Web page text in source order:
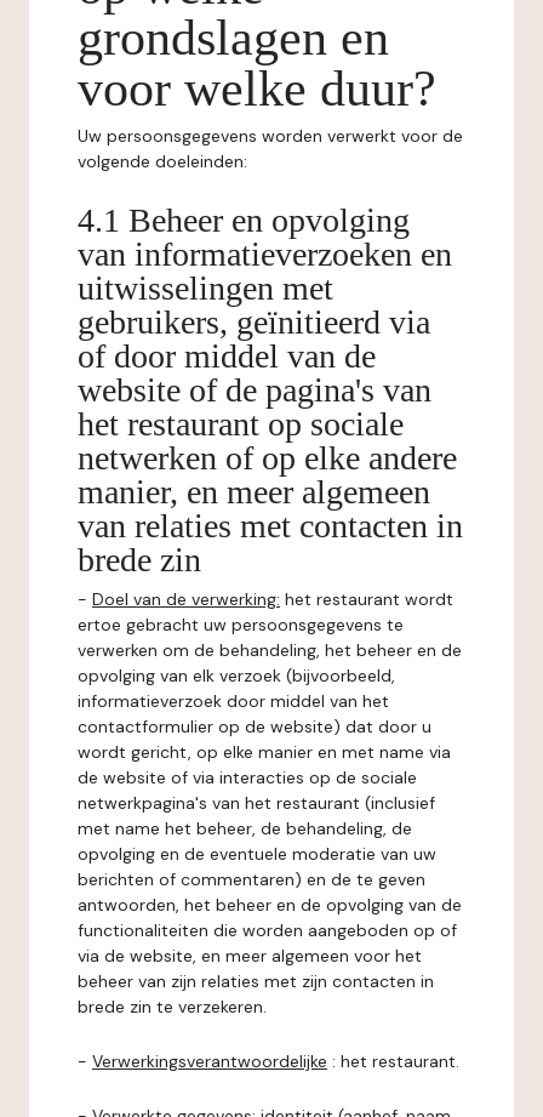
grondslagen en
voor welke duur?
Uw persoonsgegevens worden verwerkt voor de
volgende doeleinden:
4.1 Beheer en opvolging
van informatieverzoeken en
uitwisselingen met
gebruikers, geïnitieerd via
of door middel van de
website of de pagina's van
het restaurant op sociale
netwerken of op elke andere
manier, en meer algemeen
van relaties met contacten in
brede zin
- Doel van de verwerking: het restaurant wordt
ertoe gebracht uw persoonsgegevens te
verwerken om de behandeling, het beheer en de
opvolging van elk verzoek (bijvoorbeeld,
informatieverzoek door middel van het
contactformulier op de website) dat door u
wordt gericht, op elke manier en met name via
de website of via interacties op de sociale
netwerkpagina's van het restaurant (inclusief
met name het beheer, de behandeling, de
opvolging en de eventuele moderatie van uw
berichten of commentaren) en de te geven
antwoorden, het beheer en de opvolging van de
functionaliteiten die worden aangeboden op of
via de website, en meer algemeen voor het
beheer van zijn relaties met zijn contacten in
brede zin te verzekeren.
- Verwerkingsverantwoordelijke : het restaurant.